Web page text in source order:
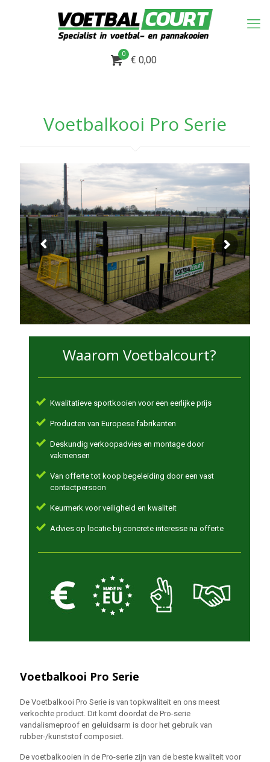
0
€ 0,00
Voetbalkooi Pro Serie
Waarom Voetbalcourt?
Kwalitatieve sportkooien voor een eerlijke prijs
Producten van Europese fabrikanten
Deskundig verkoopadvies en montage door
vakmensen
Van offerte tot koop begeleiding door een vast
contactpersoon
Keurmerk voor veiligheid en kwaliteit
Advies op locatie bij concrete interesse na offerte
Voetbalkooi Pro Serie
De Voetbalkooi Pro Serie is van topkwaliteit en ons meest
verkochte product. Dit komt doordat de Pro-serie
vandalismeproof en geluidsarm is door het gebruik van
rubber-/kunststof composiet.
De voetbalkooien in de Pro-serie zijn van de beste kwaliteit voor